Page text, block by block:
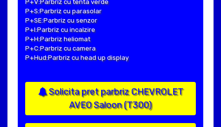
P+V:Parbriz cu tenta verde
P+S:Parbriz cu parasolar
P+SE:Parbriz cu senzor
P+I:Parbriz cu incalzire
P+H:Parbriz heliomat
P+C:Parbriz cu camera
P+Hud:Parbriz cu head up display
Solicita pret parbriz CHEVROLET
AVEO Saloon (T300)